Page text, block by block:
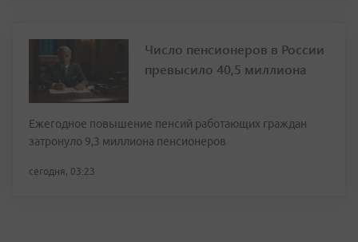
Число пенсионеров в России
превысило 40,5 миллиона
Ежегодное повышение пенсий работающих граждан
затронуло 9,3 миллиона пенсионеров
сегодня, 03:23